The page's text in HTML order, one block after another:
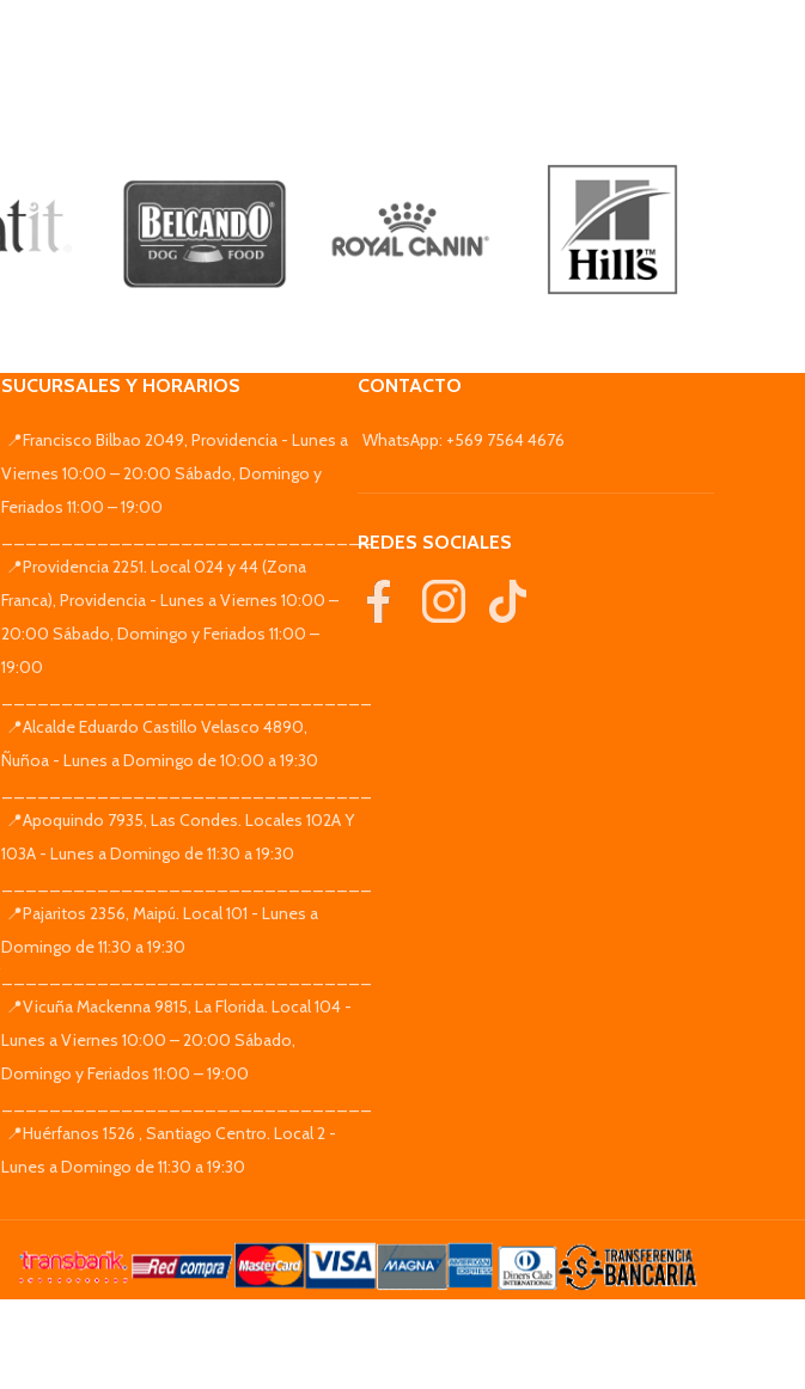
SUCURSALES Y HORARIOS
📍Francisco Bilbao 2049, Providencia - Lunes a
Viernes 10:00 – 20:00 Sábado, Domingo y
Feriados 11:00 – 19:00
_______________________________
📍Providencia 2251. Local 024 y 44 (Zona
Franca), Providencia - Lunes a Viernes 10:00 –
20:00 Sábado, Domingo y Feriados 11:00 –
19:00
📍Alcalde Eduardo Castillo Velasco 4890,
Ñuñoa - Lunes a Domingo de 10:00 a 19:30
📍Apoquindo 7935, Las Condes. Locales 102A Y
103A - Lunes a Domingo de 11:30 a 19:30
📍Pajaritos 2356, Maipú. Local 101 - Lunes a
Domingo de 11:30 a 19:30
📍Vicuña Mackenna 9815, La Florida. Local 104 -
Lunes a Viernes 10:00 – 20:00 Sábado,
Domingo y Feriados 11:00 – 19:00
📍Huérfanos 1526 , Santiago Centro. Local 2 -
Lunes a Domingo de 11:30 a 19:30
CONTACTO
WhatsApp: +569 7564 4676
REDES SOCIALES